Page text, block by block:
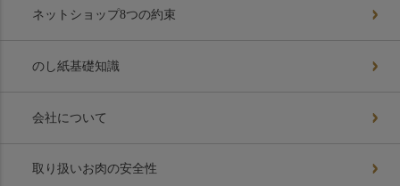
ネットショップ8つの約束
のし紙基礎知識
会社について
取り扱いお肉の安全性